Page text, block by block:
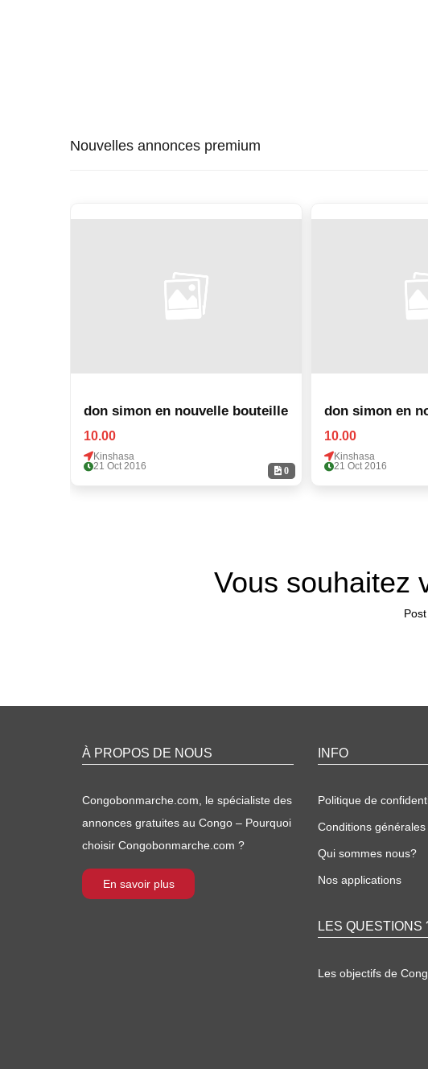
Nouvelles annonces premium
0
don simon en nouvelle bouteille
10.00
Kinshasa
21 Oct 2016
10.00
Kinshasa
21 Oct 2016
Vous souhaitez
À PROPOS DE NOUS
Congobonmarche.com, le spécialiste des
annonces gratuites au Congo – Pourquoi
choisir Congobonmarche.com ?
En savoir plus
INFO
Politique de
Conditions générales
Qui sommes nous?
Nos applications
LES QUESTIONS
Les objectifs de